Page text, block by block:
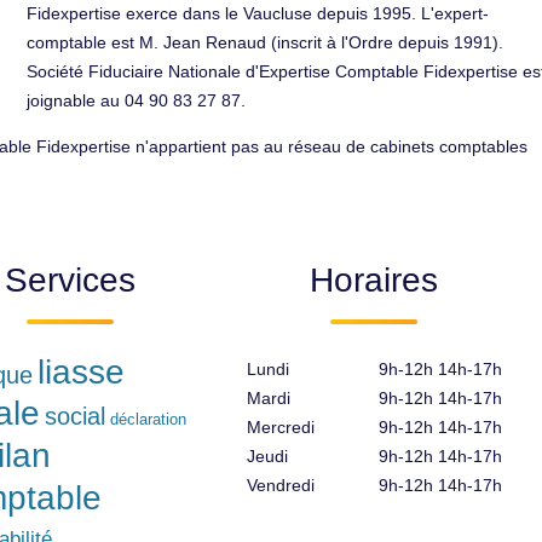
Fidexpertise exerce dans le Vaucluse depuis 1995. L'expert-
comptable est M. Jean Renaud (inscrit à l'Ordre depuis 1991).
Société Fiduciaire Nationale d'Expertise Comptable Fidexpertise
joignable au 04 90 83 27 87.
Fidexpertise n'appartient pas au réseau de cabinets comptables
Services
liasse
social déclaration
Horaires
Lundi
Mardi
Mercredi
Jeudi
Vendredi
9h-12h 14h-17h
9h-12h 14h-17h
9h-12h 14h-17h
9h-12h 14h-17h
9h-12h 14h-17h